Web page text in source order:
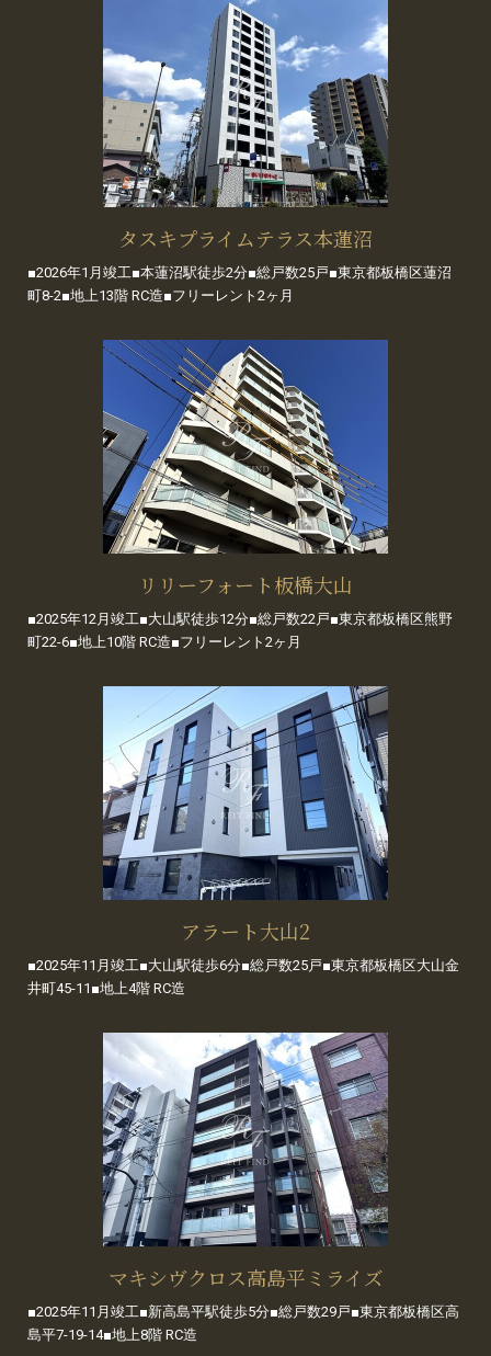
タスキプライムテラス本蓮沼
■2026年1月竣工■本蓮沼駅徒歩2分■総戸数25戸■東京都板橋区蓮沼
町8-2■地上13階 RC造■フリーレント2ヶ月
リリーフォート板橋大山
■2025年12月竣工■大山駅徒歩12分■総戸数22戸■東京都板橋区熊野
町22-6■地上10階 RC造■フリーレント2ヶ月
アラート大山2
■2025年11月竣工■大山駅徒歩6分■総戸数25戸■東京都板橋区大山金
井町45-11■地上4階 RC造
マキシヴクロス高島平ミライズ
■2025年11月竣工■新高島平駅徒歩5分■総戸数29戸■東京都板橋区高
島平7-19-14■地上8階 RC造